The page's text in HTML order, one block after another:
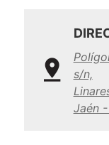
s/n,
Jaén